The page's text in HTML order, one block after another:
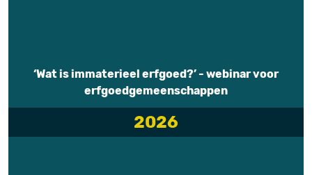
‘Wat is immaterieel erfgoed?’ - webinar voor
erfgoedgemeenschappen
2026